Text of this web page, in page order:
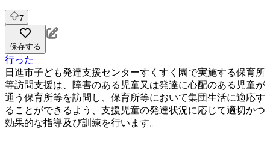
7
保存する
行った
日進市子ども発達支援センターすくすく園で実施する保育所
等訪問支援は、障害のある児童又は発達に心配のある児童が
通う保育所等を訪問し、保育所等において集団生活に適応す
ることができるよう、支援児童の発達状況に応じて適切かつ
効果的な指導及び訓練を行います。